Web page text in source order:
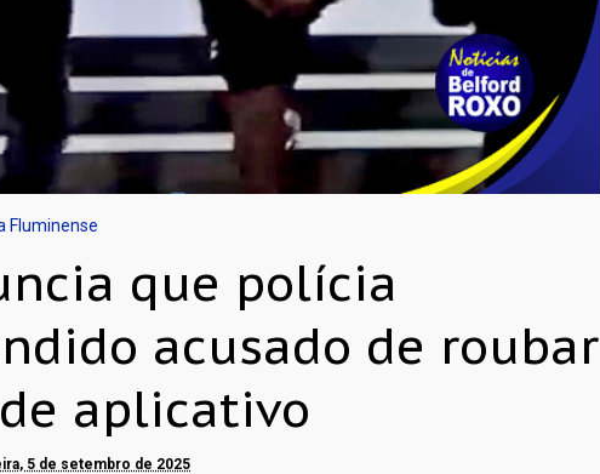
Fluminense
que polícia
acusado de roubar
aplicativo
5 de setembro de 2025